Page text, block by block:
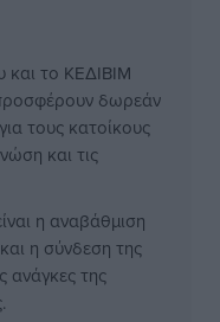
και το ΚΕΔΙΒΙΜ
δωρεάν
τους κατοίκους
και τις
η αναβάθμιση
η σύνδεση της
ανάγκες της